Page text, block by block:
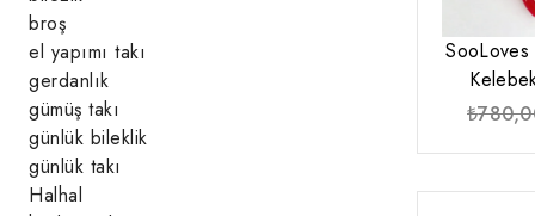
SooLoves
₺
broş
el yapımı takı
gerdanlık
gümüş takı
günlük bileklik
günlük takı
Halhal